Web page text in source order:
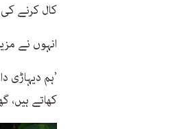
کال کرنے کی
انہوں نے
’ہم
کھاتے ہیں،